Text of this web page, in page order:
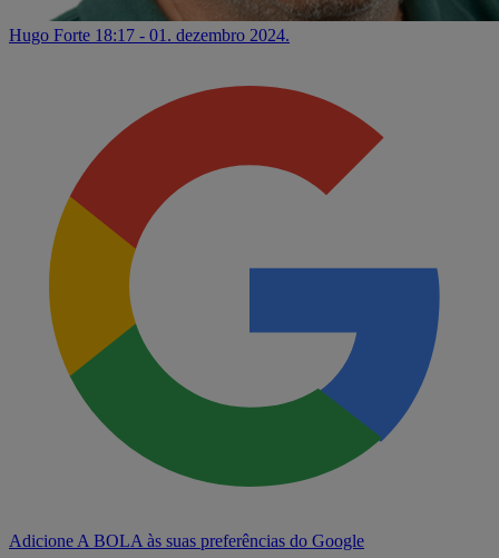
Hugo Forte 18:17 - 01. dezembro 2024.
Adicione A BOLA às suas preferências do Google